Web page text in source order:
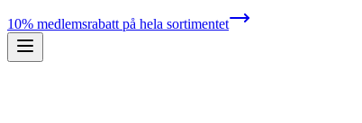
10% medlemsrabatt på hela sortimentet